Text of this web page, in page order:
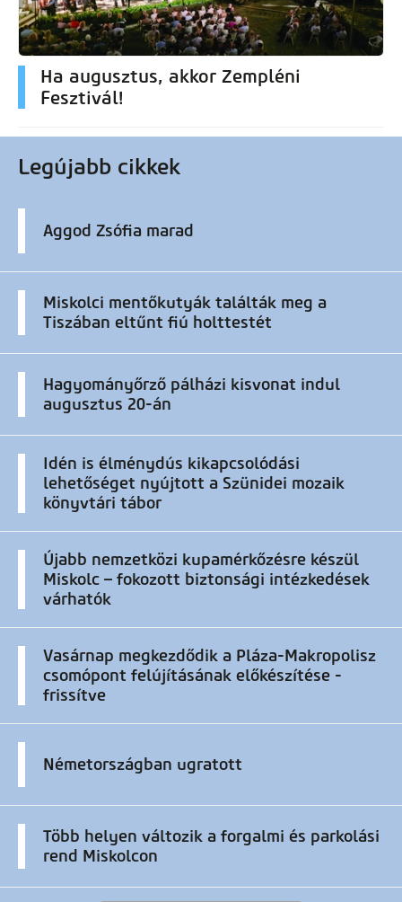
Ha augusztus, akkor Zempléni
Fesztivál!
Legújabb cikkek
Aggod Zsófia marad
Miskolci mentőkutyák találták meg a
Tiszában eltűnt fiú holttestét
Hagyományőrző pálházi kisvonat indul
augusztus 20-án
Idén is élménydús kikapcsolódási
lehetőséget nyújtott a Szünidei mozaik
könyvtári tábor
Újabb nemzetközi kupamérkőzésre készül
Miskolc – fokozott biztonsági intézkedések
várhatók
Vasárnap megkezdődik a Pláza-Makropolisz
csomópont felújításának előkészítése -
frissítve
Németországban ugratott
Több helyen változik a forgalmi és parkolási
rend Miskolcon